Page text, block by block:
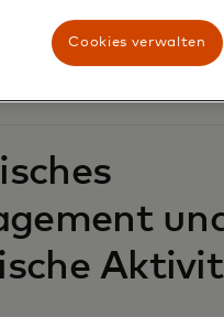
Cookies verwalten